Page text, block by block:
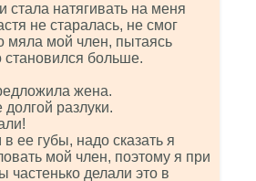
натягивать на меня
не старалась, не смог
мяла мой член, пытаясь
становился больше.
жена.
разлуки.
ее губы, надо сказать я
мой член, поэтому я при
делали это в